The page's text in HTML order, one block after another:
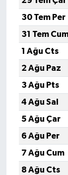
30 Tem Per
31 Tem
1 Ağu Cts
2 Ağu Paz
3 Ağu Pts
4 Ağu Sal
5 Ağu Çar
6 Ağu Per
7 Ağu Cum
8 Ağu Cts